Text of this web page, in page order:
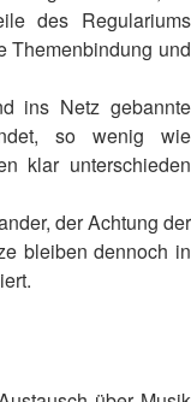
des Regulariums
Themenbindung und
ins Netz gebannte
so wenig wie
klar unterschieden
der Achtung der
bleiben dennoch in